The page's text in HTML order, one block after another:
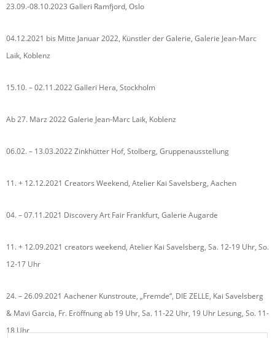
23.09.-08.10.2023 Galleri Ramfjord, Oslo
04.12.2021 bis Mitte Januar 2022, Künstler der Galerie, Galerie Jean-Marc
Laik, Koblenz
15.10. – 02.11.2022 Galleri Hera, Stockholm
Ab 27. März 2022 Galerie Jean-Marc Laik, Koblenz
06.02. – 13.03.2022 Zinkhütter Hof, Stolberg, Gruppenausstellung
11. + 12.12.2021 Creators Weekend, Atelier Kai Savelsberg, Aachen
04. – 07.11.2021 Discovery Art Fair Frankfurt, Galerie Augarde
11. + 12.09.2021 creators weekend, Atelier Kai Savelsberg, Sa. 12-19 Uhr, So.
12-17 Uhr
24. – 26.09.2021 Aachener Kunstroute, „Fremde“, DIE ZELLE, Kai Savelsberg
& Mavi Garcia, Fr. Eröffnung ab 19 Uhr, Sa. 11-22 Uhr, 19 Uhr Lesung, So. 11-
18 Uhr